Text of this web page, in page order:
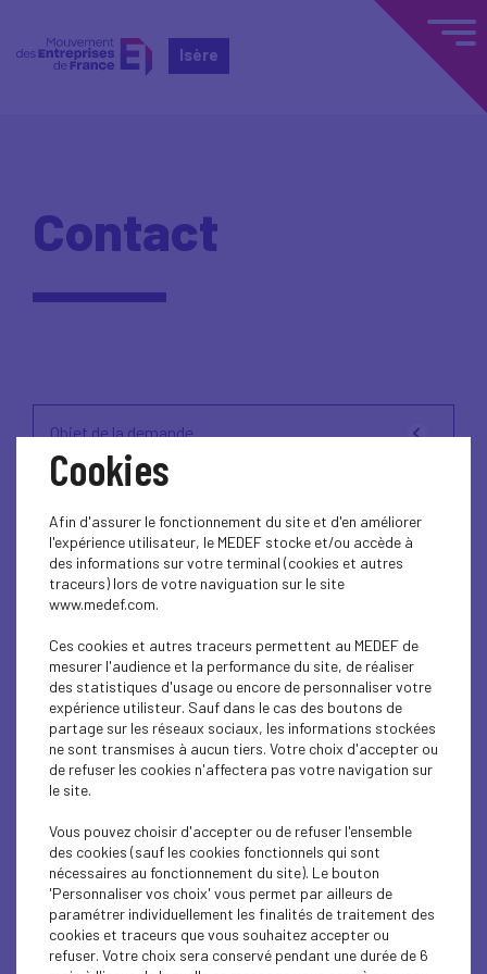
Isère
Contact
Objet de la demande
Cookies
Afin d'assurer le fonctionnement du site et d'en améliorer
l'expérience utilisateur, le MEDEF stocke et/ou accède à
des informations sur votre terminal (cookies et autres
traceurs) lors de votre naviguation sur le site
www.medef.com.
Ces cookies et autres traceurs permettent au MEDEF de
mesurer l'audience et la performance du site, de réaliser
des statistiques d'usage ou encore de personnaliser votre
expérience utilisteur. Sauf dans le cas des boutons de
partage sur les réseaux sociaux, les informations stockées
ne sont transmises à aucun tiers. Votre choix d'accepter ou
de refuser les cookies n'affectera pas votre navigation sur
le site.
Vous pouvez choisir d'accepter ou de refuser l'ensemble
des cookies (sauf les cookies fonctionnels qui sont
nécessaires au fonctionnement du site). Le bouton
'Personnaliser vos choix' vous permet par ailleurs de
paramétrer individuellement les finalités de traitement des
cookies et traceurs que vous souhaitez accepter ou
refuser. Votre choix sera conservé pendant une durée de 6